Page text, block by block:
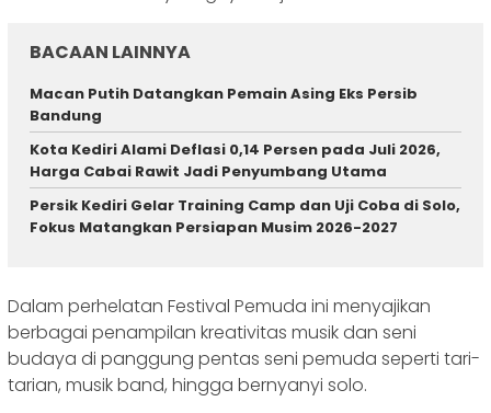
BACAAN LAINNYA
Macan Putih Datangkan Pemain Asing Eks Persib
Bandung
Kota Kediri Alami Deflasi 0,14 Persen pada Juli 2026,
Harga Cabai Rawit Jadi Penyumbang Utama
Persik Kediri Gelar Training Camp dan Uji Coba di Solo,
Fokus Matangkan Persiapan Musim 2026-2027
Dalam perhelatan Festival Pemuda ini menyajikan
berbagai penampilan kreativitas musik dan seni
budaya di panggung pentas seni pemuda seperti tari-
tarian, musik band, hingga bernyanyi solo.